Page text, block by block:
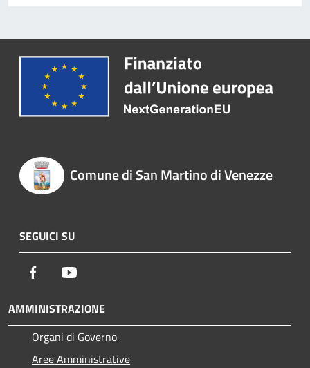
Comune di San Martino di Venezze
SEGUICI SU
Facebook
AMMINISTRAZIONE
Organi di Governo
Aree Amministrative